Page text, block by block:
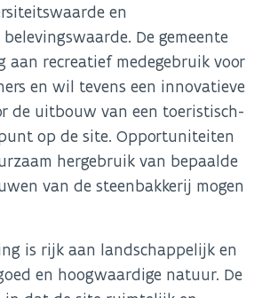
en
De gemeente
aan recreatief medegebruik voor
en wil tevens een innovatieve
de uitbouw van een toeristisch-
op de site. Opportuniteiten
hergebruik van bepaalde
van de steenbakkerij mogen
is rijk aan landschappelijk en
en hoogwaardige natuur. De